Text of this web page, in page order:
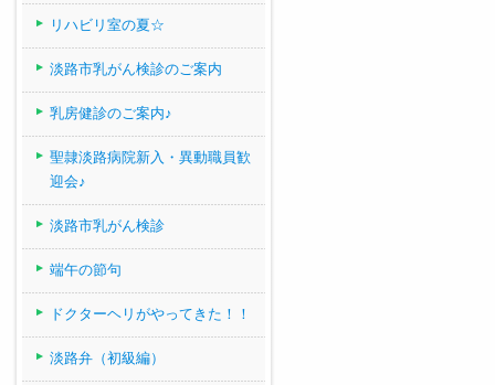
リハビリ室の夏☆
淡路市乳がん検診のご案内
乳房健診のご案内♪
聖隷淡路病院新入・異動職員歓
迎会♪
淡路市乳がん検診
端午の節句
ドクターヘリがやってきた！！
淡路弁（初級編）